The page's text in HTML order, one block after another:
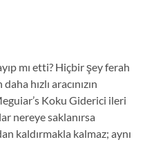
mı etti? Hiçbir şey ferah
hızlı aracınızın
Koku Giderici ileri
nereye saklanırsa
kaldırmakla kalmaz; aynı